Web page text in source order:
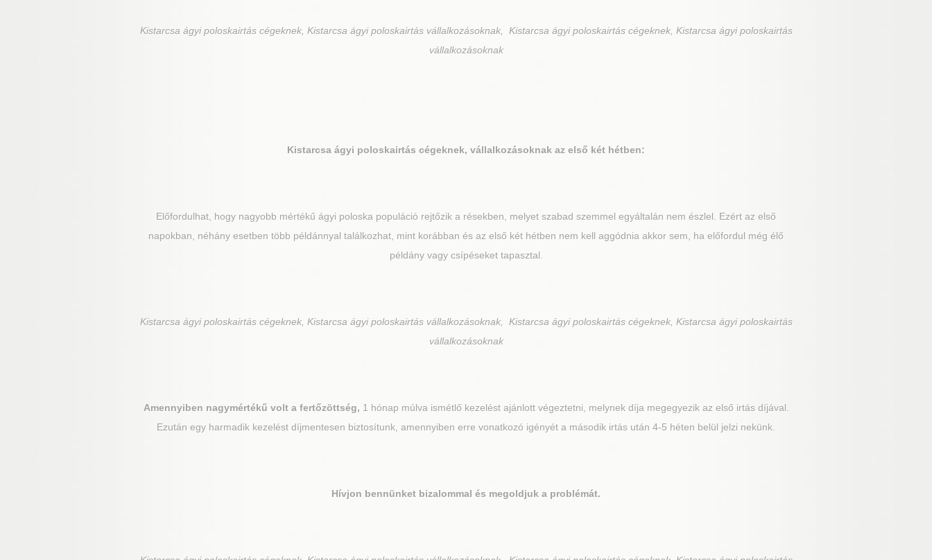
Kistarcsa ágyi poloskairtás cégeknek, Kistarcsa ágyi poloskairtás vállalkozásoknak, Kistarcsa ágyi poloskairtás cégeknek, Kistarcsa ágyi poloskairtás
vállalkozásoknak
Kistarcsa ágyi poloskairtás cégeknek, vállalkozásoknak az első két hétben:
Előfordulhat, hogy nagyobb mértékű ágyi poloska populáció rejtőzik a résekben, melyet szabad szemmel egyáltalán nem észlel. Ezért az első
napokban, néhány esetben több példánnyal találkozhat, mint korábban és az első két hétben nem kell aggódnia akkor sem, ha előfordul még élő
példány vagy csípéseket tapasztal.
Kistarcsa ágyi poloskairtás cégeknek, Kistarcsa ágyi poloskairtás vállalkozásoknak, Kistarcsa ágyi poloskairtás cégeknek, Kistarcsa ágyi poloskairtás
vállalkozásoknak
Amennyiben nagymértékű volt a fertőzöttség, 1 hónap múlva ismétlő kezelést ajánlott végeztetni, melynek díja megegyezik az első irtás díjával.
Ezután egy harmadik kezelést díjmentesen biztosítunk, amennyiben erre vonatkozó igényét a második irtás után 4-5 héten belül jelzi nekünk.
Hívjon bennünket bizalommal és megoldjuk a problémát.